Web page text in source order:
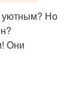
уютным? Но
Они